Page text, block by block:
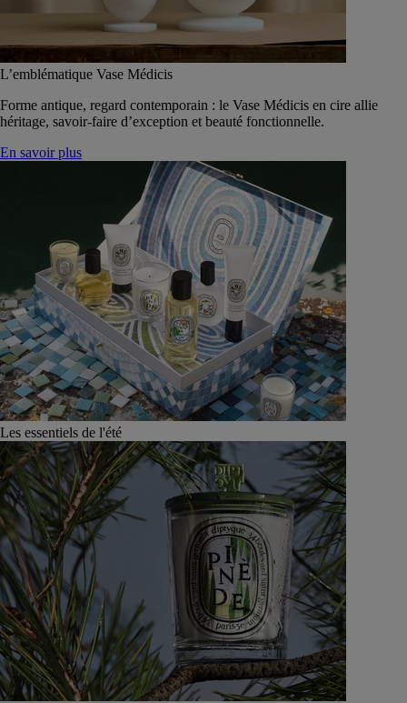
L’emblématique Vase Médicis
Forme antique, regard contemporain : le Vase Médicis en cire allie
héritage, savoir-faire d’exception et beauté fonctionnelle.
En savoir plus
Les essentiels de l'été